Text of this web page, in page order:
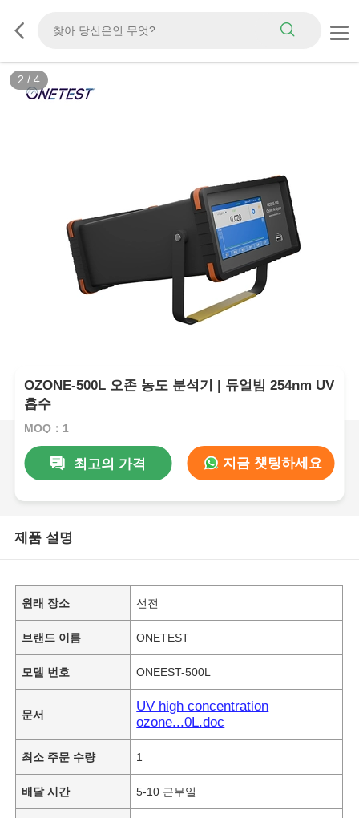
2 / 4
OZONE-500L 오존 농도 분석기 | 듀얼빔 254nm UV
흡수
MOQ：1
최고의 가격 지금 챗팅하세요
제품 설명
원래 장소 선전
브랜드 이름 ONETEST
모델 번호 ONEEST-500L
문서
UV high concentration
ozone...0L.doc
최소 주문 수량 1
배달 시간 5-10 근무일